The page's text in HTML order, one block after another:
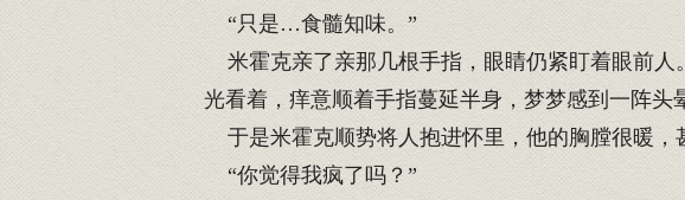
“只是…食髓知味。”
米霍克亲了亲那几根手指，眼睛仍紧盯着眼前人
光看着，痒意顺着手指蔓延半身，梦梦感到一阵头
于是米霍克顺势将人抱进怀里，他的胸膛很暖，
“你觉得我疯了吗？”